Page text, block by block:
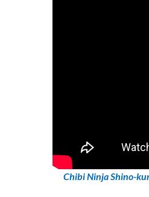
Chibi Ninja Shino-